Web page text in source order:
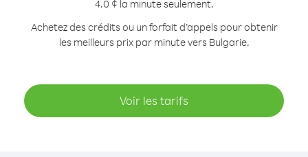
4.0 ¢ la minute seulement.
Achetez des crédits ou un forfait d’appels pour obtenir
les meilleurs prix par minute vers Bulgarie.
Voir les tarifs